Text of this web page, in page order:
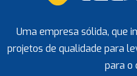
Uma empresa sólida, que
projetos de qualidade para
para o